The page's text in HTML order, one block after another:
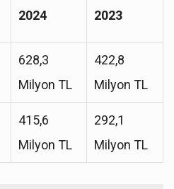
2024 2023
628,3
Milyon TL
422,8
Milyon TL
415,6
Milyon TL
292,1
Milyon TL